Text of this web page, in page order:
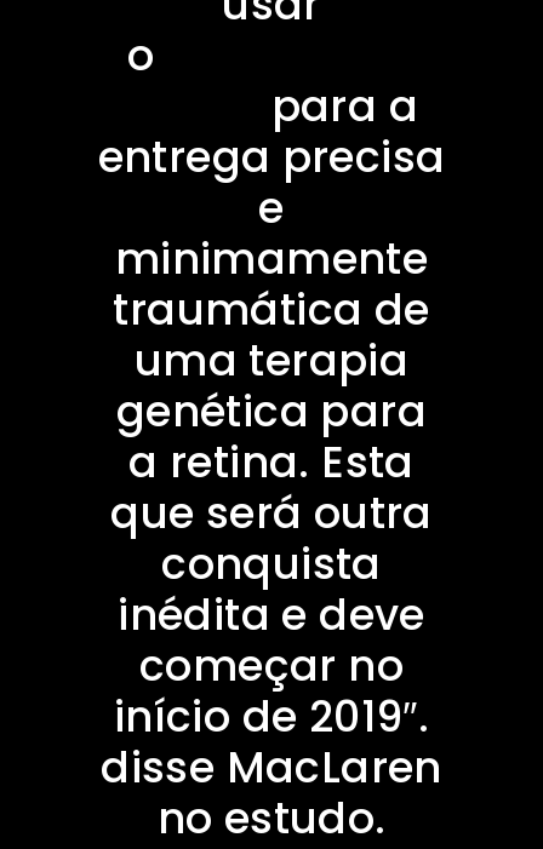
o
para a
entrega precisa
e
minimamente
traumática de
uma terapia
genética para
a retina. Esta
que será outra
conquista
inédita e deve
começar no
início de 2019″.
disse MacLaren
no estudo.